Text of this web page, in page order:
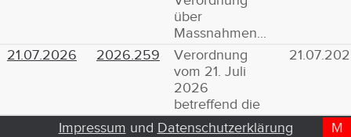
über
Massnahmen...
21.07.2026 2026.259
Verordnung
vom 21. Juli
2026
betreffend die
Abänderung der
D
T
M
Impressum und Datenschutzerklärung